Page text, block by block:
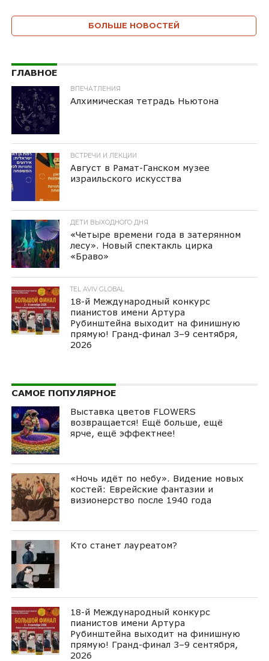
БОЛЬШЕ НОВОСТЕЙ
ГЛАВНОЕ
ВПЕЧАТЛЕНИЯ
Алхимическая тетрадь Ньютона
ВСТРЕЧИ И ЛЕКЦИИ
Август в Рамат-Ганском музее
израильского искусства
ДЕТИ ВЫХОДНОГО ДНЯ
«Четыре времени года в затерянном
лесу». Новый спектакль цирка
«Браво»
TEL AVIV GLOBAL
18-й Международный конкурс
пианистов имени Артура
Рубинштейна выходит на финишную
прямую! Гранд-финал 3–9 сентября,
2026
САМОЕ ПОПУЛЯРНОЕ
Выставка цветов FLOWERS
возвращается! Ещё больше, ещё
ярче, ещё эффектнее!
«Ночь идёт по небу». Видение новых
костей: Еврейские фантазии и
визионерство после 1940 года
Кто станет лауреатом?
18-й Международный конкурс
пианистов имени Артура
Рубинштейна выходит на финишную
прямую! Гранд-финал 3–9 сентября,
2026